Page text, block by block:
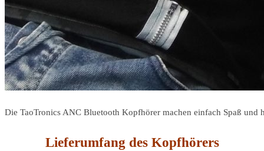
Die TaoTronics ANC Bluetooth Kopfhörer machen einfach Spaß und
Lieferumfang des Kopfhörers